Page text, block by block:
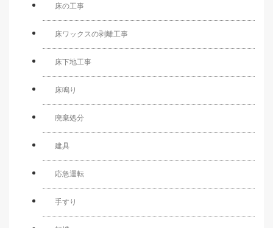
床の工事
床ワックスの剥離工事
床下地工事
床鳴り
廃棄処分
建具
応急運転
手すり